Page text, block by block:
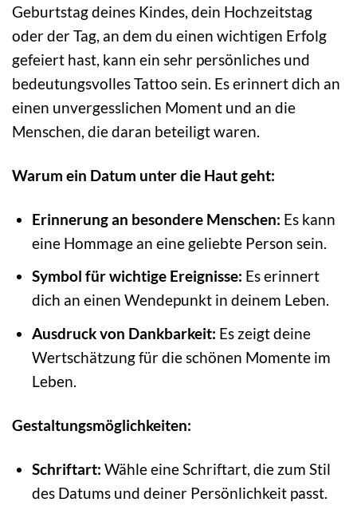
Geburtstag deines Kindes, dein Hochzeitstag
oder der Tag, an dem du einen wichtigen Erfolg
gefeiert hast, kann ein sehr persönliches und
bedeutungsvolles Tattoo sein. Es erinnert dich an
einen unvergesslichen Moment und an die
Menschen, die daran beteiligt waren.
Warum ein Datum unter die Haut geht:
Erinnerung an besondere Menschen: Es kann
eine Hommage an eine geliebte Person sein.
Symbol für wichtige Ereignisse: Es erinnert
dich an einen Wendepunkt in deinem Leben.
Ausdruck von Dankbarkeit: Es zeigt deine
Wertschätzung für die schönen Momente im
Leben.
Gestaltungsmöglichkeiten:
Schriftart: Wähle eine Schriftart, die zum Stil
des Datums und deiner Persönlichkeit passt.